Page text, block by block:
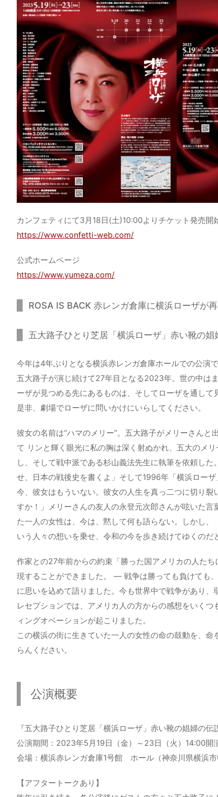
カンフェティにて3月18日(土)10:00よりチケット発売開
https://www.confetti-web.com/
公式ホームページ
https://www.yumeza.com/
ROSA IS BACK 赤レンガ倉庫に横浜ローザが再
五大路子ひとり芝居「横浜ローザ」赤い靴の娼
今年は4年ぶりとなる横浜赤レンガ倉庫ホールでの公演で
五大路子が演じ続けて27年目となる2023年。世の中は
ーザが見つめる先にあるものは、そしてローザを通して
是非、劇場でローザに問いかけにいらしてください。
彼女の名前は“ハマのメリー”。五大路子がメリーさん
て リンと輝く眼光に私の胸は深く射ぬかれ、五大のメ
し、そして戦中派である杉山義法先生に執筆を依頼し
せ、日本の戦後史を書くよ」そして1996年「横浜ローザ
今、彼女はもういない。彼女の人生を真っ二つに切り
すか！」メリーさんの友人の永登元次郎さんが呟いた
た一人の女性は、今は、黙して何も語らない。しかし
いう人々の想いを乗せ、令和の今を歩き続けてゆくのだ
作家との27年前からの約束「勝った国アメリカの人た
現することができました。 ― 戦争は勝っても負けても
に思いを込めて語りました。今も世界中で戦争があり
レセプションでは、アメリカ人の方からの感想をいく
ィングオベーションが起こりました。
この横浜の街に生きていた一人の女性の命の鼓動を、
らんください。
公演概要
『五大路子ひとり芝居「横浜ローザ」赤い靴の娼婦の伝
公演期間：2023年5月19日（金）～23日（火）14:00開
会場：横浜赤レンガ倉庫1号館 ホール（神奈川県横浜市
【アフタートークあり】